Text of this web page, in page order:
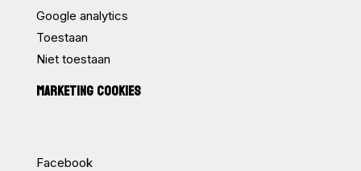
Google analytics
Toestaan
Niet toestaan
MARKETING COOKIES
Facebook